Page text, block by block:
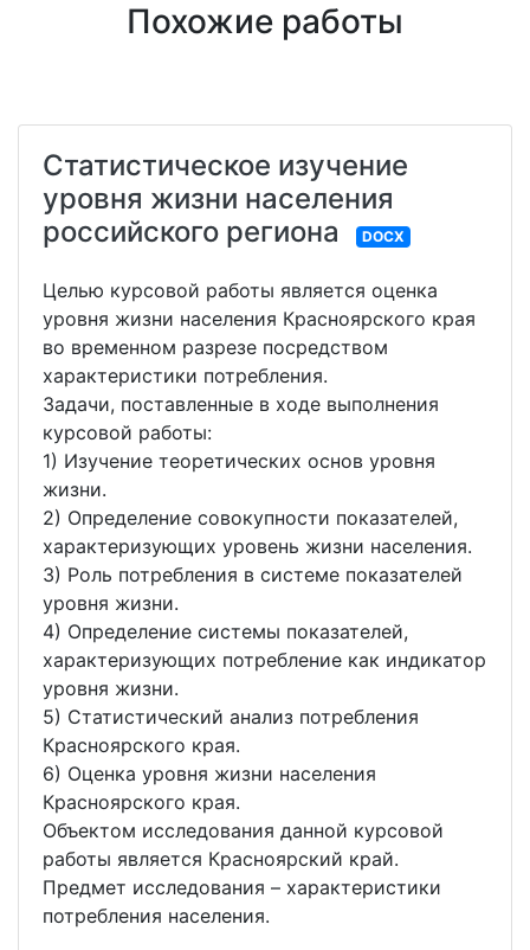
Похожие работы
Статистическое изучение
уровня жизни населения
российского региона
DOCX
Целью курсовой работы является оценка
уровня жизни населения Красноярского края
во временном разрезе посредством
характеристики потребления.
Задачи, поставленные в ходе выполнения
курсовой работы:
1) Изучение теоретических основ уровня
жизни.
2) Определение совокупности показателей,
характеризующих уровень жизни населения.
3) Роль потребления в системе показателей
уровня жизни.
4) Определение системы показателей,
характеризующих потребление как индикатор
уровня жизни.
5) Статистический анализ потребления
Красноярского края.
6) Оценка уровня жизни населения
Красноярского края.
Объектом исследования данной курсовой
работы является Красноярский край.
Предмет исследования – характеристики
потребления населения.